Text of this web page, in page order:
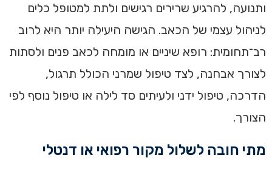
ותנועה, להרגיע שרירים רגישים ולתת למטופל כלים
לניהול עצמי של הכאב. הגישה היעילה יותר היא לרוב
רב־תחומית: רופא שיניים או מומחה לכאב פנים ולסתות
לצורך אבחנה, לצד טיפול שמרני הכולל תרגול,
הדרכה, טיפול ידני ולעיתים סד לילה או טיפול נוסף לפי
הצורך.
מתי חובה לשלול מקור רפואי או דנטלי